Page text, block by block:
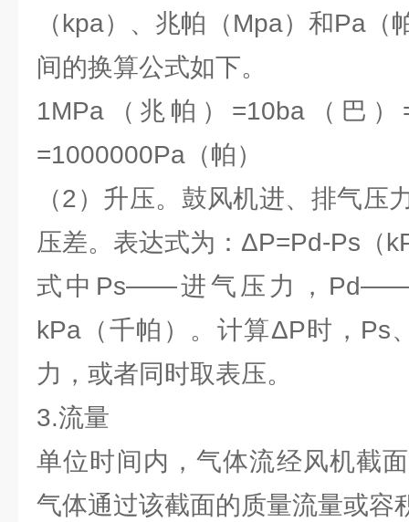
（kpa）、兆帕（Mpa）和Pa（
间的换算公式如下。
1MPa（兆帕）=10ba（巴）
=1000000Pa（帕）
（2）升压。鼓风机进、排气压
压差。表达式为：ΔP=Pd-Ps（
式中Ps——进气压力，
kPa（千帕）。计算ΔP时，Ps
力，或者同时取表压。
3.流量
单位时间内，气体流经风机截
气体通过该截面的质量流量或容